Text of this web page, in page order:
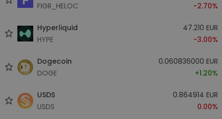
FIGR_HELOC
-2.70%
Hyperliquid
HYPE
47.210 EUR
-3.00%
Dogecoin
DOGE
0.060836000 EUR
+1.20%
USDS
USDS
0.864914 EUR
0.00%